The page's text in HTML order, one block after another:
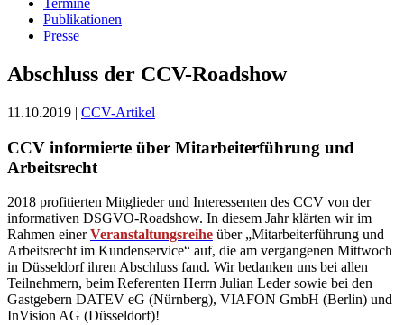
Termine
Publikationen
Presse
Abschluss der CCV-Roadshow
11.10.2019 | CCV-Artikel
CCV informierte über Mitarbeiterführung und
Arbeitsrecht
2018 profitierten Mitglieder und Interessenten des CCV von der
informativen DSGVO-Roadshow. In diesem Jahr klärten wir im
Rahmen einerVeranstaltungsreihe über „Mitarbeiterführung und
Arbeitsrecht im Kundenservice“ auf, die am vergangenen Mittwoch
in Düsseldorf ihren Abschluss fand. Wir bedanken uns bei allen
Teilnehmern, beim Referenten Herrn Julian Leder sowie bei den
Gastgebern DATEV eG (Nürnberg), VIAFON GmbH (Berlin) und
InVision AG (Düsseldorf)!